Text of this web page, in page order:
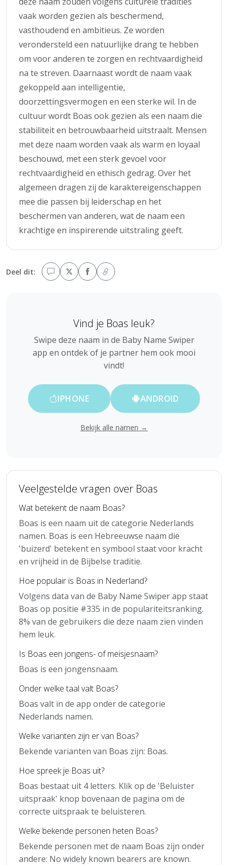
vaak worden gezien als beschermend,
vasthoudend en ambitieus. Ze worden
verondersteld een natuurlijke drang te hebben
om voor anderen te zorgen en rechtvaardigheid
na te streven. Daarnaast wordt de naam vaak
gekoppeld aan intelligentie,
doorzettingsvermogen en een sterke wil. In de
cultuur wordt Boas ook gezien als een naam die
stabiliteit en betrouwbaarheid uitstraalt. Mensen
met deze naam worden vaak als warm en loyaal
beschouwd, met een sterk gevoel voor
rechtvaardigheid en ethisch gedrag. Over het
algemeen dragen zij de karaktereigenschappen
mee die passen bij leiderschap en het
beschermen van anderen, wat de naam een
krachtige en inspirerende uitstraling geeft.
Deel dit:
Vind je Boas leuk?
Swipe deze naam in de Baby Name Swiper
app en ontdek of je partner hem ook mooi
vindt!
IPHONE ANDROID
Bekijk alle namen →
Veelgestelde vragen over Boas
Wat betekent de naam Boas?
Boas is een naam uit de categorie Nederlands
namen. Boas is een Hebreeuwse naam die
'buizerd' betekent en symbool staat voor kracht
en vrijheid in de Bijbelse traditie.
Hoe populair is Boas in Nederland?
Volgens data van de Baby Name Swiper app staat
Boas op positie #335 in de populariteitsranking.
8% van de gebruikers die deze naam zien vinden
hem leuk.
Is Boas een jongens- of meisjesnaam?
Boas is een jongensnaam.
Onder welke taal valt Boas?
Boas valt in de app onder de categorie
Nederlands namen.
Welke varianten zijn er van Boas?
Bekende varianten van Boas zijn: Boas.
Hoe spreek je Boas uit?
Boas bestaat uit 4 letters. Klik op de 'Beluister
uitspraak' knop bovenaan de pagina om de
correcte uitspraak te beluisteren.
Welke bekende personen heten Boas?
Bekende personen met de naam Boas zijn onder
andere: No widely known bearers are known.